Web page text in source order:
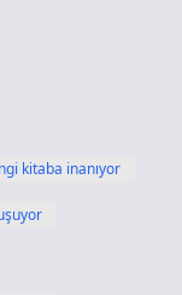
kitaba inanıyor